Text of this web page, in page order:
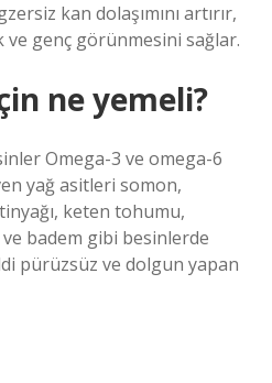
kan dolaşımını artırır,
ve genç görünmesini sağlar.
ne yemeli?
Omega-3 ve omega-6
yağ asitleri somon,
keten tohumu,
badem gibi besinlerde
pürüzsüz ve dolgun yapan